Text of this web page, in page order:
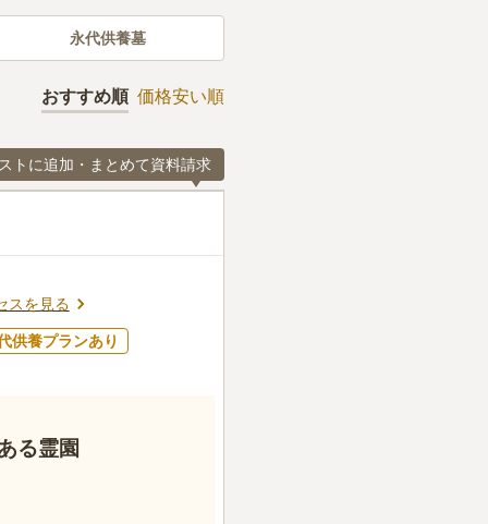
永代供養墓
おすすめ順 価格安い順
トに追加・まとめて資料請求
スを見る
供養プランあり
る霊園